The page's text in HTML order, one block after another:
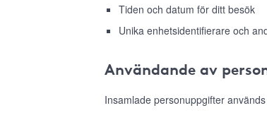
Tiden och datum för ditt besök
Unika enhetsidentifierare och
Användande av
Insamlade personuppgifter